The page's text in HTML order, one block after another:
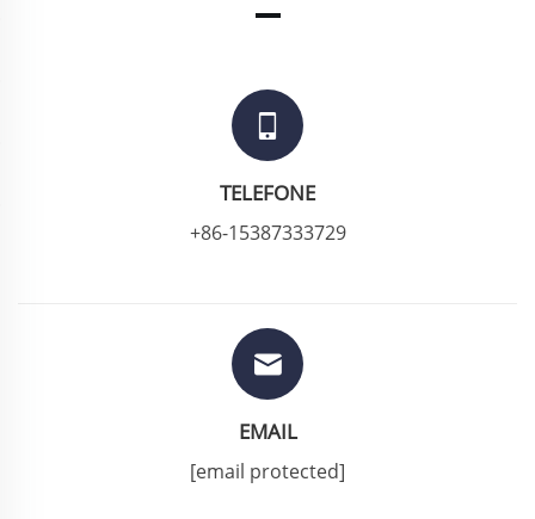
TELEFONE
+86-15387333729
EMAIL
[email protected]